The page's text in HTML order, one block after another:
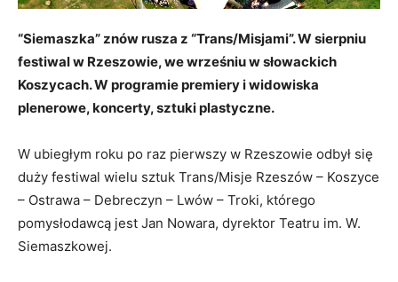
“Siemaszka” znów rusza z “Trans/Misjami”. W sierpniu
festiwal w Rzeszowie, we wrześniu w słowackich
Koszycach. W programie premiery i widowiska
plenerowe, koncerty, sztuki plastyczne.
W ubiegłym roku po raz pierwszy w Rzeszowie odbył się
duży festiwal wielu sztuk Trans/Misje Rzeszów – Koszyce
– Ostrawa – Debreczyn – Lwów – Troki, którego
pomysłodawcą jest Jan Nowara, dyrektor Teatru im. W.
Siemaszkowej.